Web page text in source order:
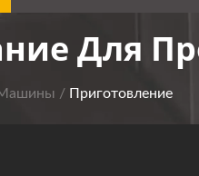
Для
Машины / Приготовление